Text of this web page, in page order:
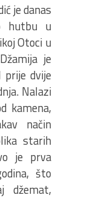
je danas
hutbu u
Otoci u
je
prije dvije
Nalazi
kamena,
način
starih
je prva
što
džemat,